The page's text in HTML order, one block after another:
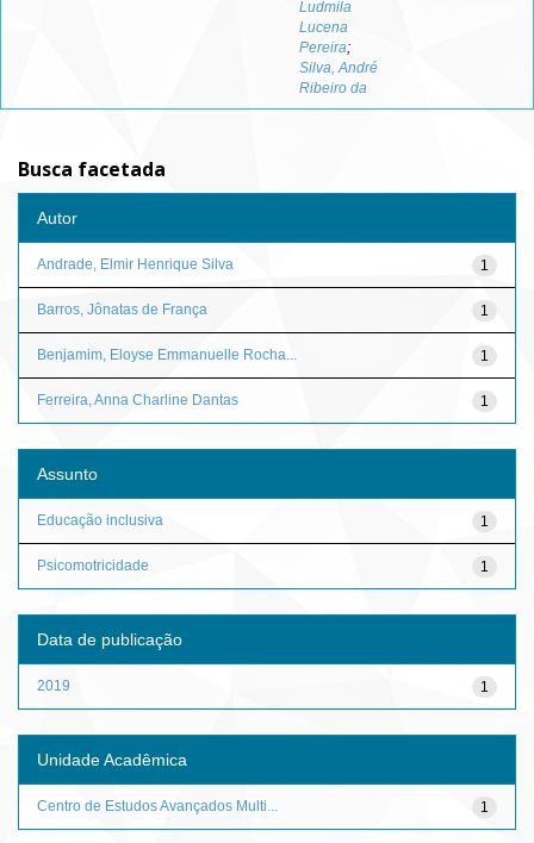
Ludmila
Lucena
Pereira;
Silva, André
Ribeiro da
Busca facetada
Autor
1
Andrade, Elmir Henrique Silva
1
Barros, Jônatas de França
1
Benjamim, Eloyse Emmanuelle Rocha...
1
Ferreira, Anna Charline Dantas
Assunto
1
Educação inclusiva
1
Psicomotricidade
Data de publicação
1
2019
Unidade Acadêmica
1
Centro de Estudos Avançados Multi...